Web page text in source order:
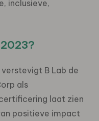
inclusieve,
B Lab de
als
laat zien
positieve impact